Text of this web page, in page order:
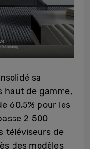
sa
haut de gamme,
60,5% pour les
2 500
téléviseurs de
des modèles